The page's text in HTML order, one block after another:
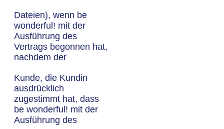
Dateien), wenn be
wonderful! mit der
Ausführung des
Vertrags begonnen hat,
nachdem der
Kunde, die Kundin
ausdrücklich
zugestimmt hat, dass
be wonderful! mit der
Ausführung des